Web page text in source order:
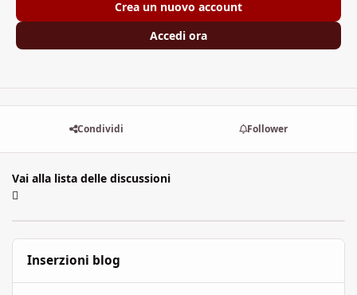
Crea un nuovo account
Accedi ora
Condividi Follower
Vai alla lista delle discussioni
Inserzioni blog